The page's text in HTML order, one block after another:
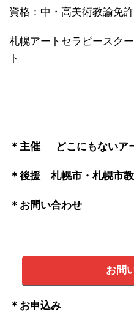
資格：中・高美術教諭免
札幌アートセラピースク
ト
＊主催 どこにもないア
＊後援 札幌市・札幌市
＊お問い合わせ
お問
＊お申込み